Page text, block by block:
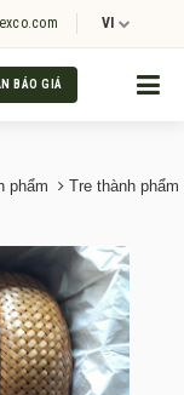
VI
BÁO GIÁ
phẩm Tre thành phẩm